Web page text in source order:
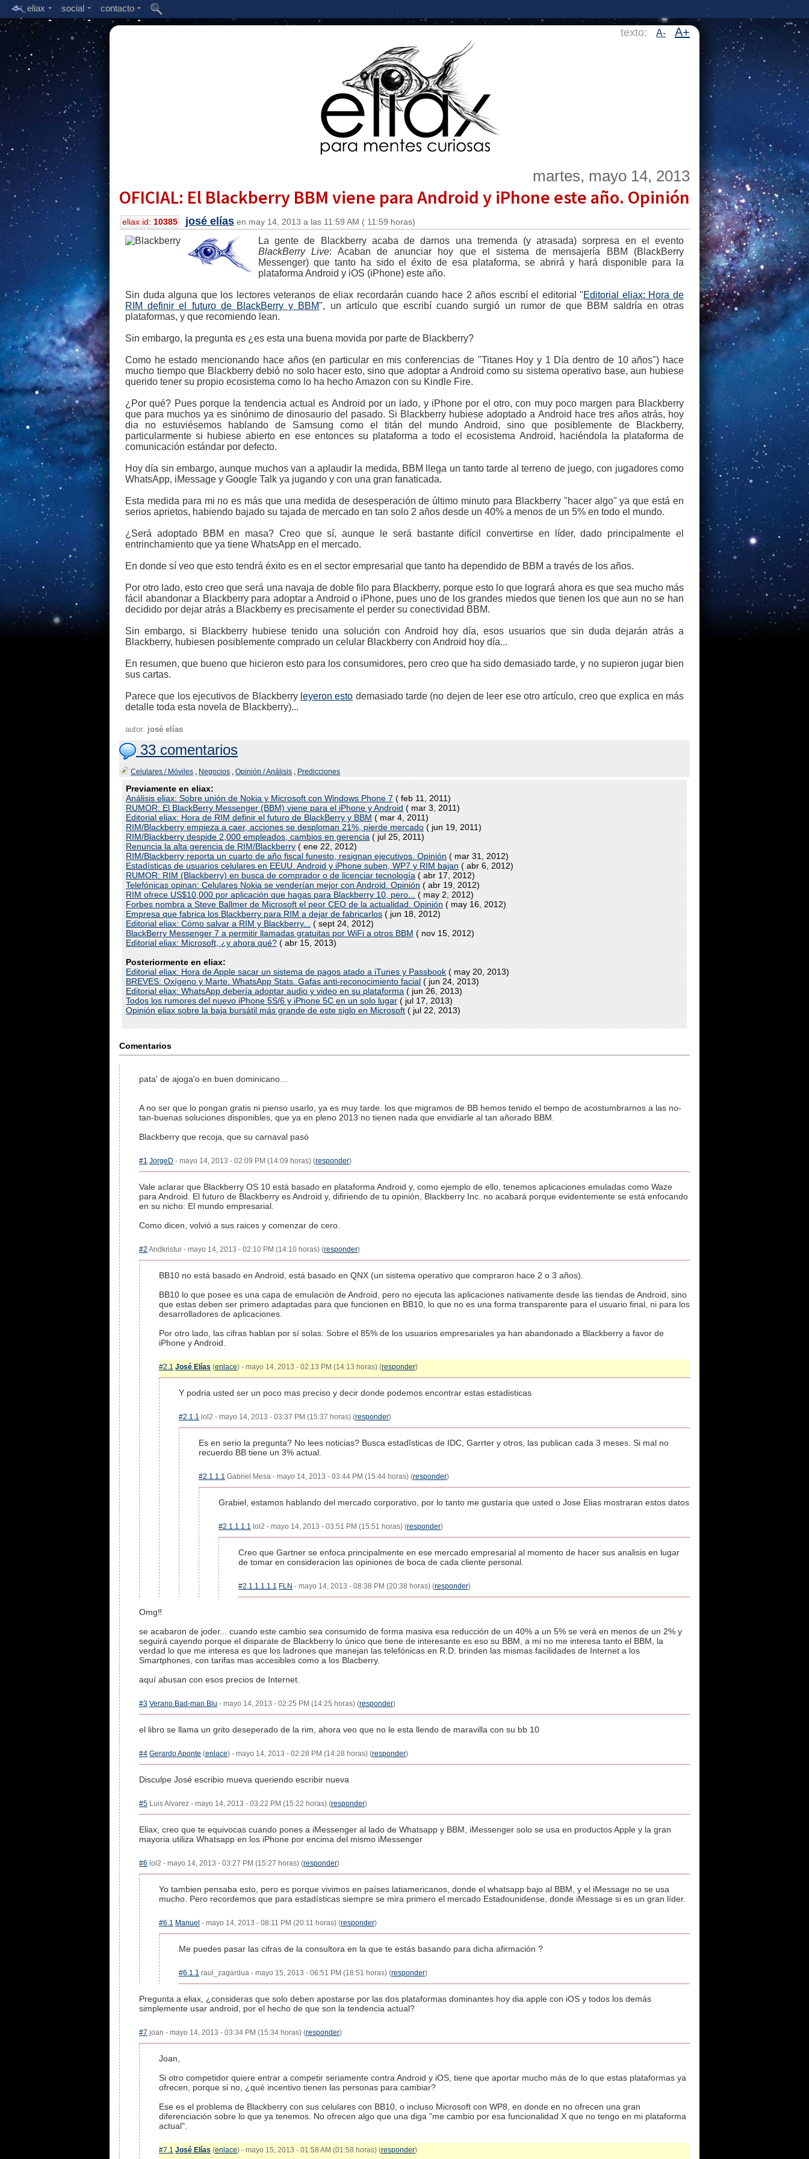
eliax social contacto
texto: A- A+
martes, mayo 14, 2013
OFICIAL: El Blackberry BBM viene para Android y iPhone este año. Opinión
eliax id: 10385 josé elías en may 14, 2013 a las 11:59 AM ( 11:59 horas)
La gente de Blackberry acaba de darnos una tremenda (y atrasada) sorpresa en el evento
BlackBerry Live: Acaban de anunciar hoy que el sistema de mensajería BBM (BlackBerry
Messenger) que tanto ha sido el éxito de esa plataforma, se abrirá y hará disponible para la
plataforma Android y iOS (iPhone) este año.
Sin duda alguna que los lectores veteranos de eliax recordarán cuando hace 2 años escribí el editorial "Editorial eliax: Hora de
RIM definir el futuro de BlackBerry y BBM", un artículo que escribí cuando surgió un rumor de que BBM saldría en otras
plataformas, y que recomiendo lean.
Sin embargo, la pregunta es ¿es esta una buena movida por parte de Blackberry?
Como he estado mencionando hace años (en particular en mis conferencias de "Titanes Hoy y 1 Día dentro de 10 años") hace
mucho tiempo que Blackberry debió no solo hacer esto, sino que adoptar a Android como su sistema operativo base, aun hubiese
querido tener su propio ecosistema como lo ha hecho Amazon con su Kindle Fire.
¿Por qué? Pues porque la tendencia actual es Android por un lado, y iPhone por el otro, con muy poco margen para Blackberry
que para muchos ya es sinónimo de dinosaurio del pasado. Si Blackberry hubiese adoptado a Android hace tres años atrás, hoy
dia no estuviésemos hablando de Samsung como el titán del mundo Android, sino que posiblemente de Blackberry,
particularmente si hubiese abierto en ese entonces su plataforma a todo el ecosistema Android, haciéndola la plataforma de
comunicación estándar por defecto.
Hoy día sin embargo, aunque muchos van a aplaudir la medida, BBM llega un tanto tarde al terreno de juego, con jugadores como
WhatsApp, iMessage y Google Talk ya jugando y con una gran fanaticada.
Esta medida para mi no es más que una medida de desesperación de último minuto para Blackberry "hacer algo" ya que está en
serios aprietos, habiendo bajado su tajada de mercado en tan solo 2 años desde un 40% a menos de un 5% en todo el mundo.
¿Será adoptado BBM en masa? Creo que sí, aunque le será bastante difícil convertirse en líder, dado principalmente el
entrinchamiento que ya tiene WhatsApp en el mercado.
En donde sí veo que esto tendrá éxito es en el sector empresarial que tanto ha dependido de BBM a través de los años.
Por otro lado, esto creo que será una navaja de doble filo para Blackberry, porque esto lo que logrará ahora es que sea mucho más
fácil abandonar a Blackberry para adoptar a Android o iPhone, pues uno de los grandes miedos que tienen los que aun no se han
decidido por dejar atrás a Blackberry es precisamente el perder su conectividad BBM.
Sin embargo, si Blackberry hubiese tenido una solución con Android hoy día, esos usuarios que sin duda dejarán atrás a
Blackberry, hubiesen posiblemente comprado un celular Blackberry con Android hoy día...
En resumen, que bueno que hicieron esto para los consumidores, pero creo que ha sido demasiado tarde, y no supieron jugar bien
sus cartas.
Parece que los ejecutivos de Blackberry leyeron esto demasiado tarde (no dejen de leer ese otro artículo, creo que explica en más
detalle toda esta novela de Blackberry)...
autor: josé elías
33 comentarios
Celulares / Móviles , Negocios , Opinión / Análisis , Predicciones
Previamente en eliax:
Análisis eliax: Sobre unión de Nokia y Microsoft con Windows Phone 7 ( feb 11, 2011)
RUMOR: El BlackBerry Messenger (BBM) viene para el iPhone y Android ( mar 3, 2011)
Editorial eliax: Hora de RIM definir el futuro de BlackBerry y BBM ( mar 4, 2011)
RIM/Blackberry empieza a caer, acciones se desploman 21%, pierde mercado ( jun 19, 2011)
RIM/Blackberry despide 2,000 empleados, cambios en gerencia ( jul 25, 2011)
Renuncia la alta gerencia de RIM/Blackberry ( ene 22, 2012)
RIM/Blackberry reporta un cuarto de año fiscal funesto, resignan ejecutivos. Opinión ( mar 31, 2012)
Estadísticas de usuarios celulares en EEUU. Android y iPhone suben, WP7 y RIM bajan ( abr 6, 2012)
RUMOR: RIM (Blackberry) en busca de comprador o de licenciar tecnología ( abr 17, 2012)
Telefónicas opinan: Celulares Nokia se venderían mejor con Android. Opinión ( abr 19, 2012)
RIM ofrece US$10,000 por aplicación que hagas para Blackberry 10, pero...
( may 2, 2012)
Forbes nombra a Steve Ballmer de Microsoft el peor CEO de la actualidad. Opinión ( may 16, 2012)
Empresa que fabrica los Blackberry para RIM a dejar de fabricarlos ( jun 18, 2012)
Editorial eliax: Cómo salvar a RIM y Blackberry...
( sept 24, 2012)
BlackBerry Messenger 7 a permitir llamadas gratuitas por WiFi a otros BBM ( nov 15, 2012)
Editorial eliax: Microsoft, ¿y ahora qué? ( abr 15, 2013)
Posteriormente en eliax:
Editorial eliax: Hora de Apple sacar un sistema de pagos atado a iTunes y Passbook ( may 20, 2013)
BREVES: Oxígeno y Marte. WhatsApp Stats. Gafas anti-reconocimiento facial ( jun 24, 2013)
Editorial eliax: WhatsApp debería adoptar audio y video en su plataforma ( jun 26, 2013)
Todos los rumores del nuevo iPhone 5S/6 y iPhone 5C en un solo lugar ( jul 17, 2013)
Opinión eliax sobre la baja bursátil más grande de este siglo en Microsoft ( jul 22, 2013)
Comentarios
pata' de ajoga'o en buen dominicano...
A no ser que lo pongan gratis ni pienso usarlo, ya es muy tarde. los que migramos de BB hemos tenido el tiempo de acostumbrarnos a las no-
tan-buenas soluciones disponibles, que ya en pleno 2013 no tienen nada que envidiarle al tan añorado BBM.
Blackberry que recoja, que su carnaval pasó
#1 JorgeD - mayo 14, 2013 - 02:09 PM (14:09 horas) (responder)
Vale aclarar que Blackberry OS 10 está basado en plataforma Android y, como ejemplo de ello, tenemos aplicaciones emuladas como Waze
para Android. El futuro de Blackberry es Android y, difiriendo de tu opinión, Blackberry Inc. no acabará porque evidentemente se está enfocando
en su nicho: El mundo empresarial.
Como dicen, volvió a sus raices y comenzar de cero.
#2 Andkristur - mayo 14, 2013 - 02:10 PM (14:10 horas) (responder)
BB10 no está basado en Android, está basado en QNX (un sistema operativo que compraron hace 2 o 3 años).
BB10 lo que posee es una capa de emulación de Android, pero no ejecuta las aplicaciones nativamente desde las tiendas de Android, sino
que estas deben ser primero adaptadas para que funcionen en BB10, lo que no es una forma transparente para el usuario final, ni para los
desarrolladores de aplicaciones.
Por otro lado, las cifras hablan por sí solas: Sobre el 85% de los usuarios empresariales ya han abandonado a Blackberry a favor de
iPhone y Android.
#2.1 José Elías (enlace) - mayo 14, 2013 - 02:13 PM (14:13 horas) (responder)
Y podria usted ser un poco mas preciso y decir donde podemos encontrar estas estadisticas
#2.1.1 lol2 - mayo 14, 2013 - 03:37 PM (15:37 horas) (responder)
Es en serio la pregunta? No lees noticias? Busca estadîsticas de IDC, Garrter y otros, las publican cada 3 meses. Si mal no
recuerdo BB tiene un 3% actual.
#2.1.1.1 Gabriel Mesa - mayo 14, 2013 - 03:44 PM (15:44 horas) (responder)
Grabiel, estamos hablando del mercado corporativo, por lo tanto me gustaría que usted o Jose Elias mostraran estos datos
#2.1.1.1.1 lol2 - mayo 14, 2013 - 03:51 PM (15:51 horas) (responder)
Creo que Gartner se enfoca principalmente en ese mercado empresarial al momento de hacer sus analisis en lugar
de tomar en consideracion las opiniones de boca de cada cliente personal.
#2.1.1.1.1.1 FLN - mayo 14, 2013 - 08:38 PM (20:38 horas) (responder)
Omg‼
se acabaron de joder... cuando este cambio sea consumido de forma masiva esa reducción de un 40% a un 5% se verá en menos de un 2% y
seguirá cayendo porque el disparate de Blackberry lo único que tiene de interesante es eso su BBM, a mi no me interesa tanto el BBM, la
verdad lo que me interesa es que los ladrones que manejan las telefónicas en R.D. brinden las mismas facilidades de Internet a los
Smartphones, con tarifas mas accesibles como a los Blacberry.
aquí abusan con esos precios de Internet.
#3 Verano Bad-man Blu - mayo 14, 2013 - 02:25 PM (14:25 horas) (responder)
el libro se llama un grito deseperado de la rim, ahora veo que no le esta llendo de maravilla con su bb 10
#4 Gerardo Aponte (enlace) - mayo 14, 2013 - 02:28 PM (14:28 horas) (responder)
Disculpe José escribio mueva queriendo escribir nueva
#5 Luis Alvarez - mayo 14, 2013 - 03:22 PM (15:22 horas) (responder)
Eliax, creo que te equivocas cuando pones a iMessenger al lado de Whatsapp y BBM, iMessenger solo se usa en productos Apple y la gran
mayoria utiliza Whatsapp en los iPhone por encima del mismo iMessenger
#6 lol2 - mayo 14, 2013 - 03:27 PM (15:27 horas) (responder)
Yo tambien pensaba esto, pero es porque vivimos en países latiamericanos, donde el whatsapp bajo al BBM, y el iMessage no se usa
mucho. Pero recordemos que para estadísticas siempre se mira primero el mercado Estadounidense, donde iMessage si es un gran líder.
#6.1 Manuel - mayo 14, 2013 - 08:11 PM (20:11 horas) (responder)
Me puedes pasar las cifras de la consultora en la que te estás basando para dicha afirmación ?
#6.1.1 raul_zagardua - mayo 15, 2013 - 06:51 PM (18:51 horas) (responder)
Pregunta a eliax, ¿consideras que solo deben apostarse por las dos plataformas dominantes hoy dia apple con iOS y todos los demás
simplemente usar android, por el hecho de que son la tendencia actual?
#7 joan - mayo 14, 2013 - 03:34 PM (15:34 horas) (responder)
Joan,
Si otro competidor quiere entrar a competir seriamente contra Android y iOS, tiene que aportar mucho más de lo que estas plataformas ya
ofrecen, porque si no, ¿qué incentivo tienen las personas para cambiar?
Ese es el problema de Blackberry con sus celulares con BB10, o incluso Microsoft con WP8, en donde en no ofrecen una gran
diferenciación sobre lo que ya tenemos. No ofrecen algo que una diga "me cambio por esa funcionalidad X que no tengo en mi plataforma
actual".
#7.1 José Elías (enlace) - mayo 15, 2013 - 01:58 AM (01:58 horas) (responder)